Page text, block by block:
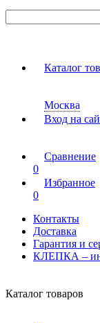
Каталог
Москва
Вход на
Сравнение
0
Избранное
0
Контакты
Доставка
Гарантия и
КЛЕПКА –
Каталог товаров